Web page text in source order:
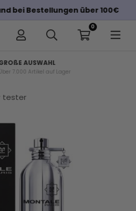
bei Bestellungen über 100€
0
AUSWAHL
7.000 Artikel auf Lager
tester